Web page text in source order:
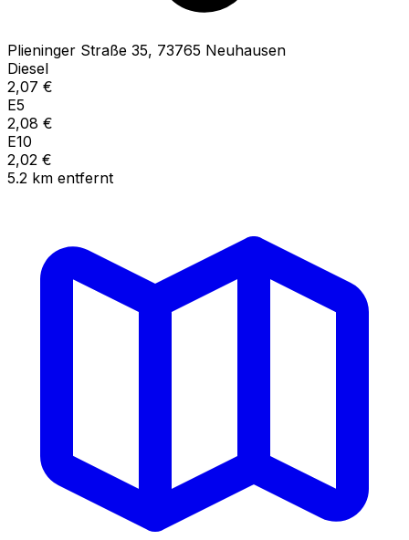
Plieninger Straße 35, 73765 Neuhausen
Diesel
2,07 €
E5
2,08 €
E10
2,02 €
5.2 km entfernt